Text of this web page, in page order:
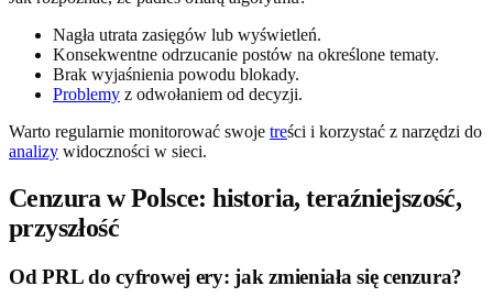
Nagła utrata zasięgów lub wyświetleń.
Konsekwentne odrzucanie postów na określone tematy.
Brak wyjaśnienia powodu blokady.
Problemy z odwołaniem od decyzji.
Warto regularnie monitorować swoje treści i korzystać z narzędzi do
analizy widoczności w sieci.
Cenzura w Polsce: historia, teraźniejszość,
przyszłość
Od PRL do cyfrowej ery: jak zmieniała się cenzura?